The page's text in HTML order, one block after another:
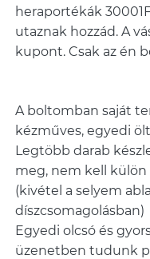
heraportékák
utaznak hozzád. A
kupont. Csak az én
A boltomban saját
kézműves, egyedi
Legtöbb darab
meg, nem kell
(kivétel a selyem
díszcsomagolásban)
Egyedi olcsó és
üzenetben tudunk